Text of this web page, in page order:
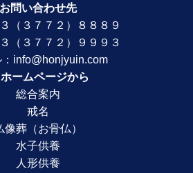
お問い合わせ先
（３７７２）８８８９
（３７７２）９９９３
info@honjyuin.com
ホームページから
総合案内
戒名
像葬（お骨仏）
水子供養
人形供養